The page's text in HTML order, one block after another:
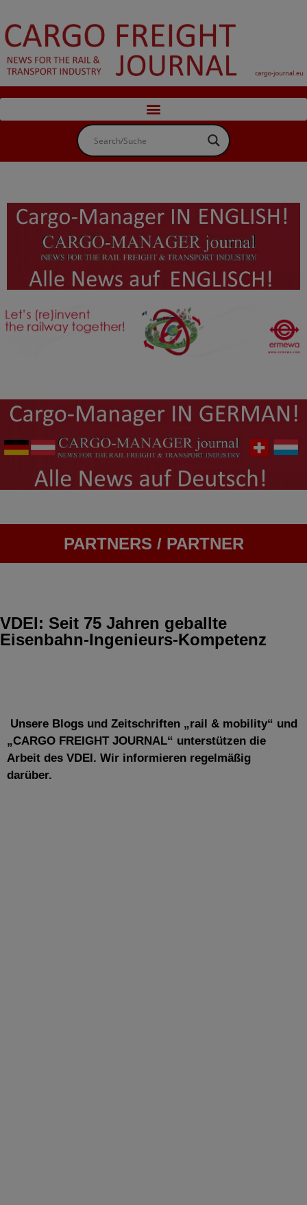
PARTNERS / PARTNER
VDEI: Seit 75 Jahren geballte
Eisenbahn-Ingenieurs-Kompetenz
Unsere Blogs und Zeitschriften „rail & mobility“ und
„CARGO FREIGHT JOURNAL“ unterstützen die
Arbeit des VDEI. Wir informieren regelmäßig
darüber.